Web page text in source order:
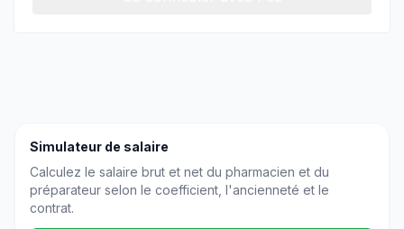
Simulateur de salaire
Calculez le salaire brut et net du pharmacien et du
préparateur selon le coefficient, l'ancienneté et le
contrat.